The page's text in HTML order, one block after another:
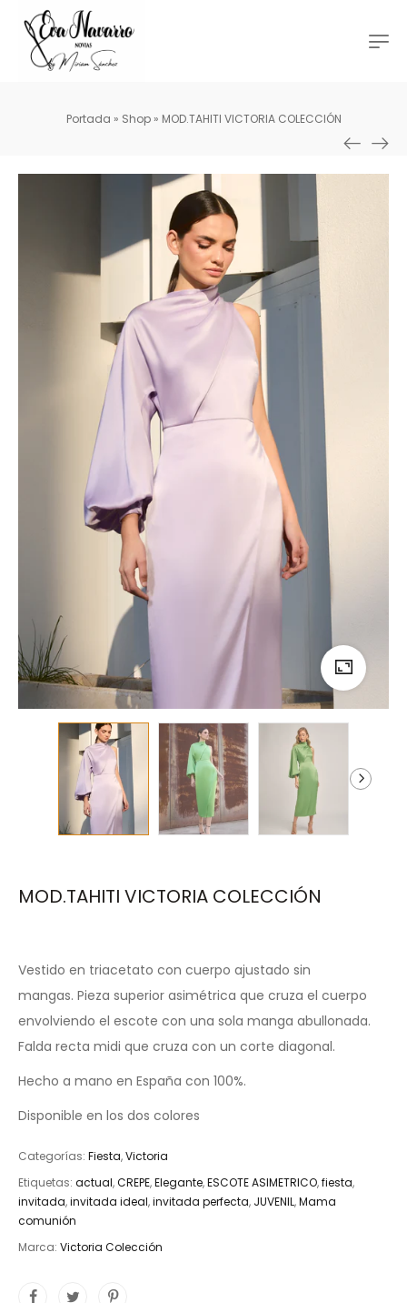
Portada » Shop» MOD.TAHITI VICTORIA COLECCIÓN
MOD.TAHITI VICTORIA COLECCIÓN
Vestido en triacetato con cuerpo ajustado sin
mangas. Pieza superior asimétrica que cruza el cuerpo
envolviendo el escote con una sola manga abullonada.
Falda recta midi que cruza con un corte diagonal.
Hecho a mano en España con 100%.
Disponible en los dos colores
Categorías: Fiesta,Victoria
Etiquetas: actual,CREPE,Elegante,ESCOTE ASIMETRICO,fiesta,
invitada,invitada ideal,invitada perfecta, JUVENIL,Mama
comunión
Marca: Victoria Colección